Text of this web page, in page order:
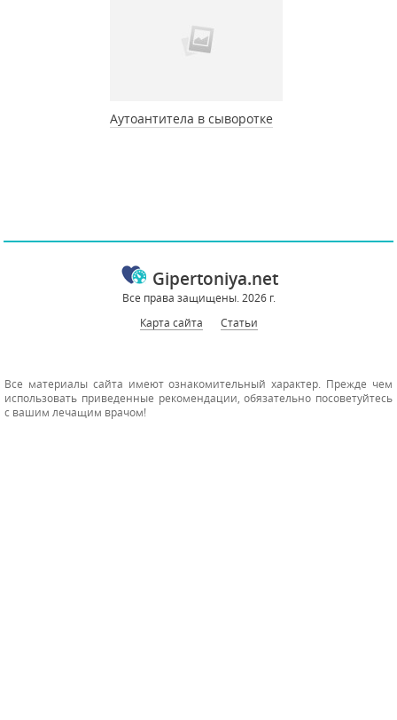
Аутоантитела в сыворотке
Gipertoniya.net
Все права защищены. 2026 г.
Карта сайта
Статьи
Все материалы сайта имеют ознакомительный характер. Прежде чем
использовать приведенные рекомендации, обязательно посоветуйтесь
с вашим лечащим врачом!